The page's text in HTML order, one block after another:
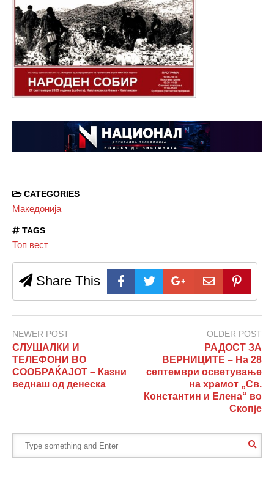
CATEGORIES
Македонија
TAGS
Топ вест
Share This
NEWER POST
СЛУШАЛКИ И
ТЕЛЕФОНИ ВО
СООБРАЌАЈОТ – Казни
веднаш од денеска
OLDER POST
РАДОСТ ЗА
ВЕРНИЦИТЕ – На 28
септември осветување
на храмот „Св.
Константин и Елена“ во
Скопје